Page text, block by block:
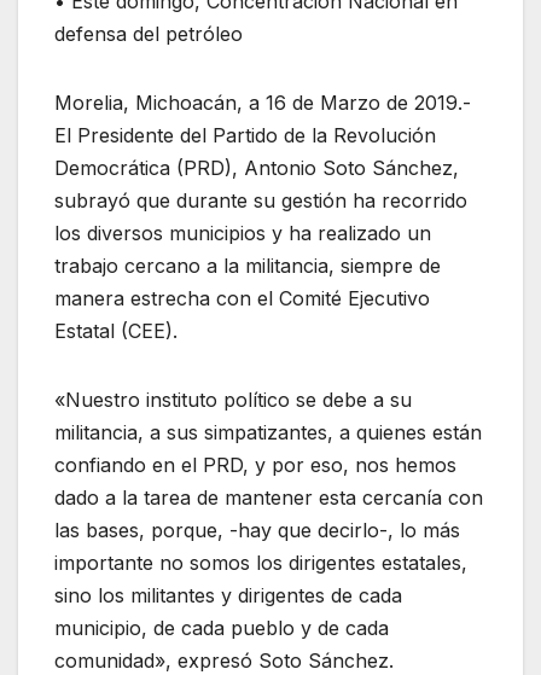
defensa del petróleo
Morelia, Michoacán, a 16 de Marzo de 2019.-
El Presidente del Partido de la Revolución
Democrática (PRD), Antonio Soto Sánchez,
subrayó que durante su gestión ha recorrido
los diversos municipios y ha realizado un
trabajo cercano a la militancia, siempre de
manera estrecha con el Comité Ejecutivo
Estatal (CEE).
«Nuestro instituto político se debe a su
militancia, a sus simpatizantes, a quienes están
confiando en el PRD, y por eso, nos hemos
dado a la tarea de mantener esta cercanía con
las bases, porque, -hay que decirlo-, lo más
importante no somos los dirigentes estatales,
sino los militantes y dirigentes de cada
municipio, de cada pueblo y de cada
comunidad», expresó Soto Sánchez.